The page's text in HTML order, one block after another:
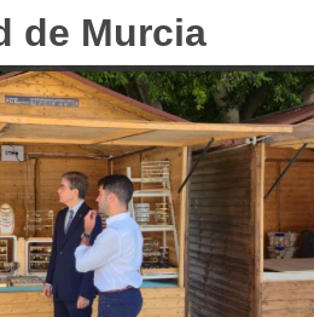
de Murcia